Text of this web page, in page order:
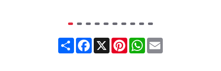
ShareFacebook
X PinterestWhatsApp
Email